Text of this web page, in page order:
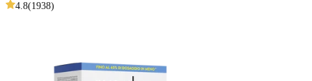
4.8(1938)